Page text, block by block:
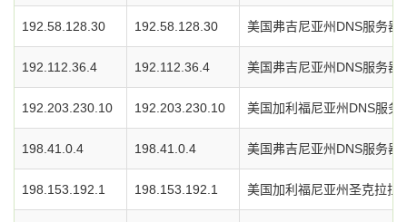
192.58.128.30 192.58.128.30 美国弗吉尼亚州DNS服务器
192.112.36.4 192.112.36.4 美国弗吉尼亚州DNS服务器
192.203.230.10 192.203.230.10 美国加利福尼亚州DNS服务
198.41.0.4 198.41.0.4 美国弗吉尼亚州DNS服务器
198.153.192.1 198.153.192.1 美国加利福尼亚州圣克拉拉